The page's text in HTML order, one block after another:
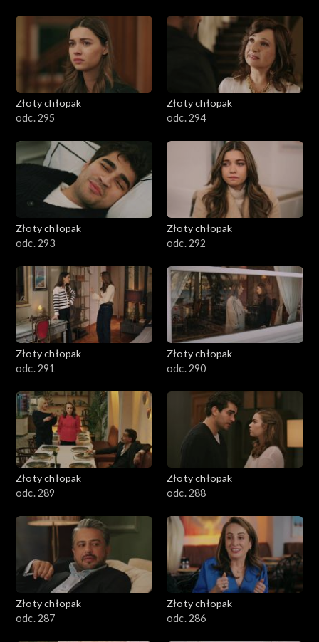
Złoty chłopak
odc. 295
Złoty chłopak
odc. 294
Złoty chłopak
odc. 293
Złoty chłopak
odc. 292
Złoty chłopak
odc. 291
Złoty chłopak
odc. 290
Złoty chłopak
odc. 289
Złoty chłopak
odc. 288
Złoty chłopak
odc. 287
Złoty chłopak
odc. 286